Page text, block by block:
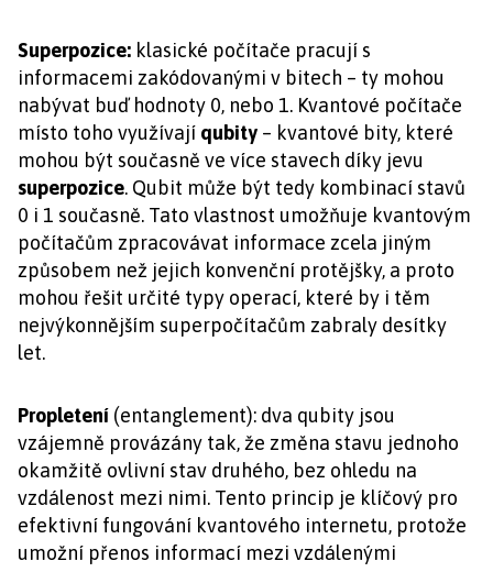
Superpozice: klasické počítače pracují s
informacemi zakódovanými v bitech – ty mohou
nabývat buď hodnoty 0, nebo 1. Kvantové počítače
místo toho využívají qubity – kvantové bity, které
mohou být současně ve více stavech díky jevu
superpozice. Qubit může být tedy kombinací stavů
0 i 1 současně. Tato vlastnost umožňuje kvantovým
počítačům zpracovávat informace zcela jiným
způsobem než jejich konvenční protějšky, a proto
mohou řešit určité typy operací, které by i těm
nejvýkonnějším superpočítačům zabraly desítky
let.
Propletení (entanglement): dva qubity jsou
vzájemně provázány tak, že změna stavu jednoho
okamžitě ovlivní stav druhého, bez ohledu na
vzdálenost mezi nimi. Tento princip je klíčový pro
efektivní fungování kvantového internetu, protože
umožní přenos informací mezi vzdálenými